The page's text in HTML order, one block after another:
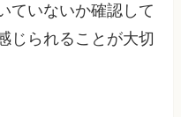
ていないか確認して
じられることが大切